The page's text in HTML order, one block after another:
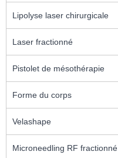
Lipolyse laser chirurgicale
Laser fractionné
Pistolet de mésothérapie
Forme du corps
Velashape
Microneedling RF fractionné